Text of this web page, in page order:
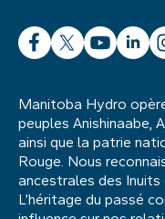
Facebook
X YouTube
Manitoba Hydro
peuples Anishinaabe,
ainsi que la patrie
Rouge. Nous
ancestrales des
L’héritage du passé